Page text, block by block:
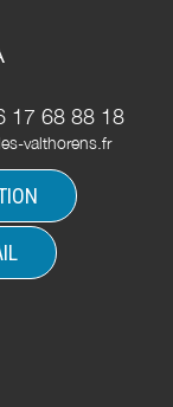
17 68 88 18
valthorens.fr